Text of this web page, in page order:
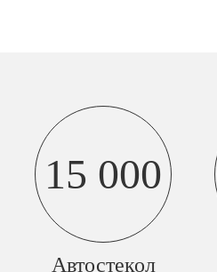
15 000
Автостекол